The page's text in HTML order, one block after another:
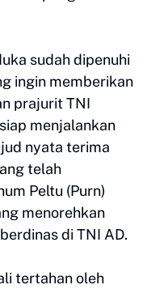
sudah dipenuhi
ingin memberikan
prajurit TNI
menjalankan
nyata terima
telah
Peltu (Purn)
menorehkan
di TNI AD.
tertahan oleh